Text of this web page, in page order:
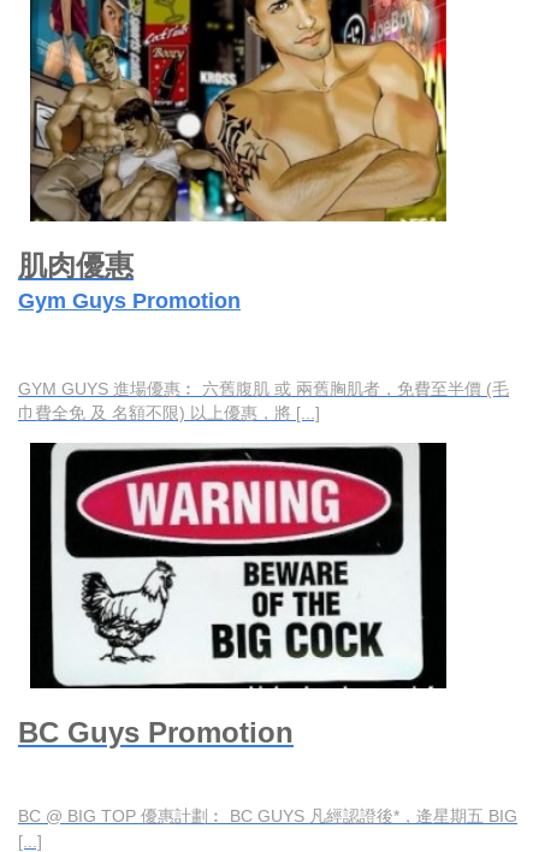
肌肉優惠
Gym Guys Promotion
GYM GUYS 進場優惠︰ 六舊腹肌 或 兩舊胸肌者，免費至半價 (毛
巾費全免 及 名額不限) 以上優惠，將 [...]
BC Guys Promotion
BC @ BIG TOP 優惠計劃︰ BC GUYS 凡經認證後*，逄星期五 BIG
[...]